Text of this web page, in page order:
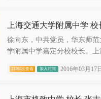
上海交通大学附属中学
徐向东，中共党员，华东师
学附属中学嘉定分校校长。
11363次查看 加入时间 2016年03月17